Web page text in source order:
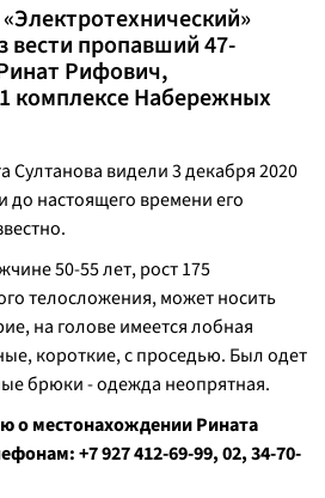
вести пропавший 47-
Рифович,
комплексе Набережных
Султанова видели 3 декабря 2020
до настоящего времени его
50-55 лет, рост 175
телосложения, может носить
на голове имеется лобная
короткие, с проседью. Был одет
брюки - одежда неопрятная.
местонахождении Рината
+7 927 412-69-99, 02, 34-70-